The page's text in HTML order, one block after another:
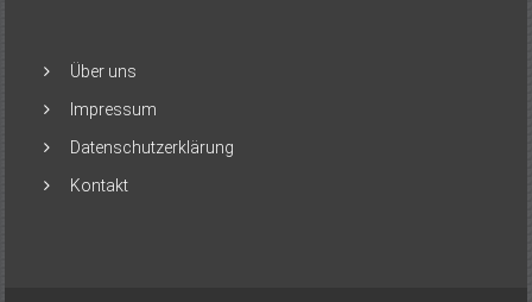
Über uns
Impressum
Datenschutzerklärung
Kontakt